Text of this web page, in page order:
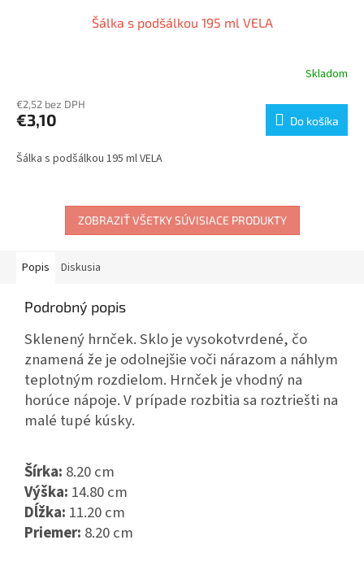
Šálka s podšálkou 195 ml VELA
Skladom
€2,52 bez DPH
€3,10 Do košíka
Šálka s podšálkou 195 ml VELA
ZOBRAZIŤ VŠETKY SÚVISIACE PRODUKTY
Popis Diskusia
Podrobný popis
Sklenený hrnček. Sklo je vysokotvrdené, čo
znamená že je odolnejšie voči nárazom a náhlym
teplotným rozdielom. Hrnček je vhodný na
horúce nápoje. V prípade rozbitia sa roztriešti na
malé tupé kúsky.
Šírka: 8.20 cm
Výška: 14.80 cm
Dĺžka: 11.20 cm
Priemer: 8.20 cm